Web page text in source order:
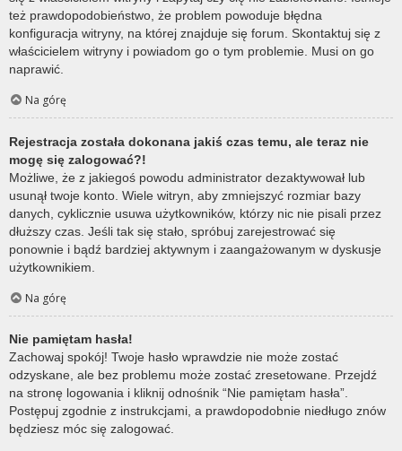
też prawdopodobieństwo, że problem powoduje błędna
konfiguracja witryny, na której znajduje się forum. Skontaktuj się z
właścicielem witryny i powiadom go o tym problemie. Musi on go
naprawić.
Na górę
Rejestracja została dokonana jakiś czas temu, ale teraz nie
mogę się zalogować?!
Możliwe, że z jakiegoś powodu administrator dezaktywował lub
usunął twoje konto. Wiele witryn, aby zmniejszyć rozmiar bazy
danych, cyklicznie usuwa użytkowników, którzy nic nie pisali przez
dłuższy czas. Jeśli tak się stało, spróbuj zarejestrować się
ponownie i bądź bardziej aktywnym i zaangażowanym w dyskusje
użytkownikiem.
Na górę
Nie pamiętam hasła!
Zachowaj spokój! Twoje hasło wprawdzie nie może zostać
odzyskane, ale bez problemu może zostać zresetowane. Przejdź
na stronę logowania i kliknij odnośnik “Nie pamiętam hasła”.
Postępuj zgodnie z instrukcjami, a prawdopodobnie niedługo znów
będziesz móc się zalogować.